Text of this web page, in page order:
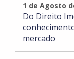
1 de Agosto
Do Direito
mercado